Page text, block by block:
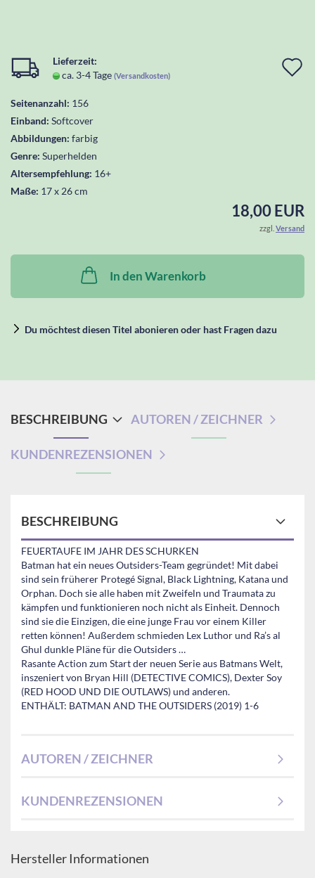
Lieferzeit:
ca. 3-4 Tage (Versandkosten)
Seitenanzahl: 156
Einband: Softcover
Abbildungen: farbig
Genre: Superhelden
Altersempfehlung: 16+
Maße: 17 x 26 cm
18,00 EUR
zzgl. Versand
In den Warenkorb
Du möchtest diesen Titel abonieren oder hast Fragen dazu
BESCHREIBUNG AUTOREN / ZEICHNER
KUNDENREZENSIONEN
BESCHREIBUNG
FEUERTAUFE IM JAHR DES SCHURKEN
Batman hat ein neues Outsiders-Team gegründet! Mit dabei
sind sein früherer Protegé Signal, Black Lightning, Katana und
Orphan. Doch sie alle haben mit Zweifeln und Traumata zu
kämpfen und funktionieren noch nicht als Einheit. Dennoch
sind sie die Einzigen, die eine junge Frau vor einem Killer
retten können! Außerdem schmieden Lex Luthor und Ra’s al
Ghul dunkle Pläne für die Outsiders …
Rasante Action zum Start der neuen Serie aus Batmans Welt,
inszeniert von Bryan Hill (DETECTIVE COMICS), Dexter Soy
(RED HOOD UND DIE OUTLAWS) und anderen.
ENTHÄLT: BATMAN AND THE OUTSIDERS (2019) 1-6
AUTOREN / ZEICHNER
KUNDENREZENSIONEN
Hersteller Informationen